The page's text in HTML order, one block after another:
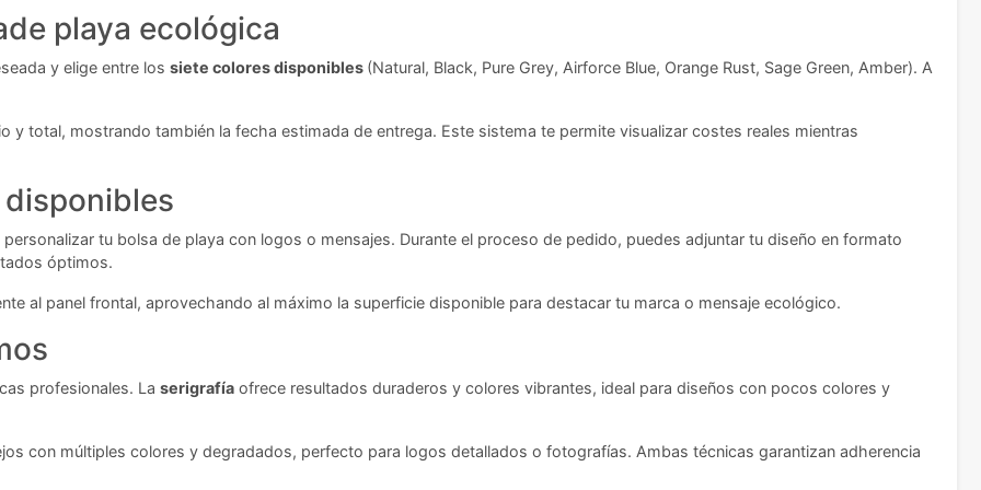
playa ecológica
y elige entre los siete colores disponibles (Natural, Black, Pure Grey, Airforce Blue, Orange Rust, Sage Green, Amber). A
y total, mostrando también la fecha estimada de entrega. Este sistema te permite visualizar costes reales mientras
disponibles
tu bolsa de playa con logos o mensajes. Durante el proceso de pedido, puedes adjuntar tu diseño en formato
óptimos.
al panel frontal, aprovechando al máximo la superficie disponible para destacar tu marca o mensaje ecológico.
profesionales. La serigrafía ofrece resultados duraderos y colores vibrantes, ideal para diseños con pocos colores y
con múltiples colores y degradados, perfecto para logos detallados o fotografías. Ambas técnicas garantizan adherencia